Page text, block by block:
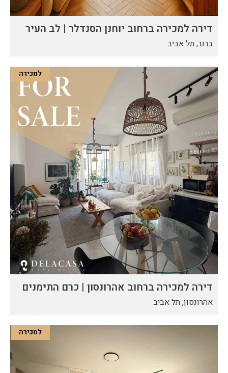
דירה למכירה ברחוב יוחנן הסנדלר | לב העיר
ברנר, תל אביב
למכירה
דירה למכירה ברחוב אהרונסון | כרם התימנים
אהרונסון, תל אביב
למכירה